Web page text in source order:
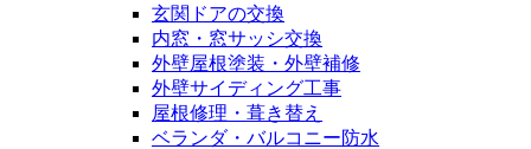
玄関ドアの交換
内窓・窓サッシ交換
外壁屋根塗装・外壁補修
外壁サイディング工事
屋根修理・葺き替え
ベランダ・バルコニー防水